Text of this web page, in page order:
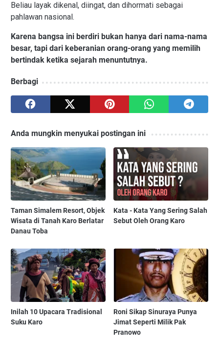
Beliau layak dikenal, diingat, dan dihormati sebagai
pahlawan nasional.
Karena bangsa ini berdiri bukan hanya dari nama-nama
besar, tapi dari keberanian orang-orang yang memilih
bertindak ketika sejarah menuntutnya.
Berbagi
Anda mungkin menyukai postingan ini
Taman Simalem Resort, Objek
Wisata di Tanah Karo Berlatar
Danau Toba
Kata - Kata Yang Sering Salah
Sebut Oleh Orang Karo
Inilah 10 Upacara Tradisional
Suku Karo
Roni Sikap Sinuraya Punya
Jimat Seperti Milik Pak
Pranowo